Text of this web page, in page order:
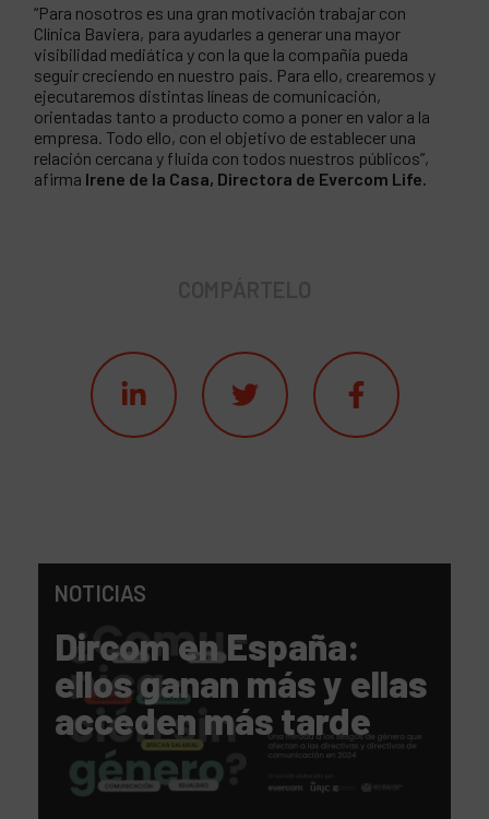
“Para nosotros es una gran motivación trabajar con
Clínica Baviera, para ayudarles a generar una mayor
visibilidad mediática y con la que la compañía pueda
seguir creciendo en nuestro país. Para ello, crearemos y
ejecutaremos distintas líneas de comunicación,
orientadas tanto a producto como a poner en valor a la
empresa. Todo ello, con el objetivo de establecer una
relación cercana y fluida con todos nuestros públicos”,
afirma Irene de la Casa, Directora de Evercom Life.
NOTICIAS
Dircom en España:
ellos ganan más y ellas
acceden más tarde